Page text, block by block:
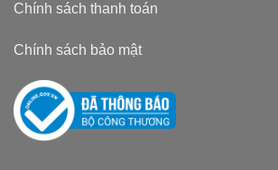
Chính sách thanh toán
Chính sách bảo mật